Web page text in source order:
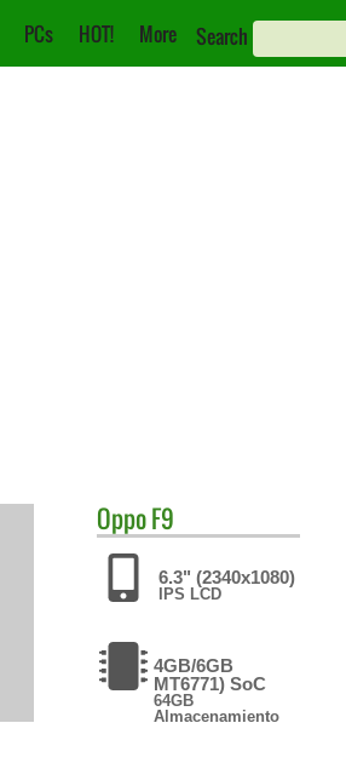
PCs HOT! More Search
OppoF9
6.3" (2340x1080)
IPS LCD
4GB/6GB
MT6771) SoC
64GB
Almacenamiento